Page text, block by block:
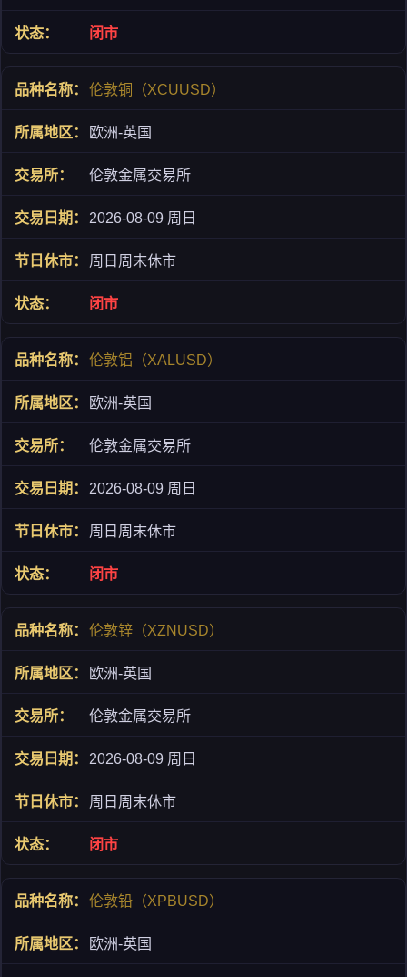
闭市
伦敦铜（XCUUSD）
欧洲-英国
伦敦金属交易所
2026-08-09 周日
周日周末休市
闭市
伦敦铝（XALUSD）
欧洲-英国
伦敦金属交易所
2026-08-09 周日
周日周末休市
闭市
伦敦锌（XZNUSD）
欧洲-英国
伦敦金属交易所
2026-08-09 周日
周日周末休市
闭市
伦敦铅（XPBUSD）
欧洲-英国